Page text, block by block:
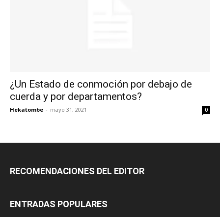
¿Un Estado de conmoción por debajo de
cuerda y por departamentos?
Hekatombe - mayo 31, 2021 0
RECOMENDACIONES DEL EDITOR
ENTRADAS POPULARES